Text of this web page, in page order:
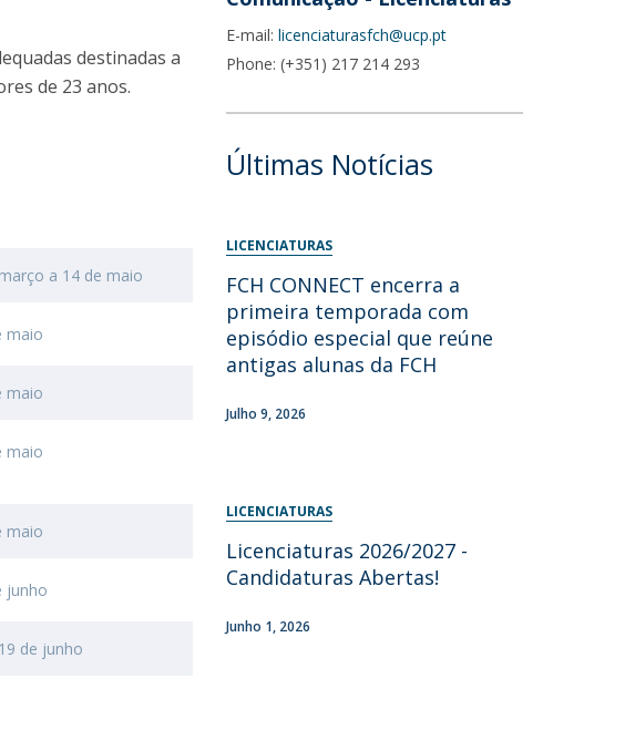
destinadas a
de 23 anos.
a 14 de maio
maio
maio
maio
maio
junho
de junho
E-mail:licenciaturasfch@ucp.pt
Phone: (+351) 217 214 293
Últimas Notícias
LICENCIATURAS
FCH CONNECT encerra a
primeira temporada com
episódio especial que reúne
antigas alunas da FCH
Julho 9, 2026
LICENCIATURAS
Licenciaturas 2026/2027 -
Candidaturas Abertas!
Junho 1, 2026